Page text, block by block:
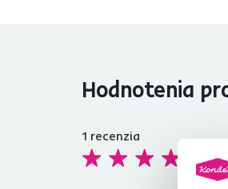
Hodnotenia
1 recenzia